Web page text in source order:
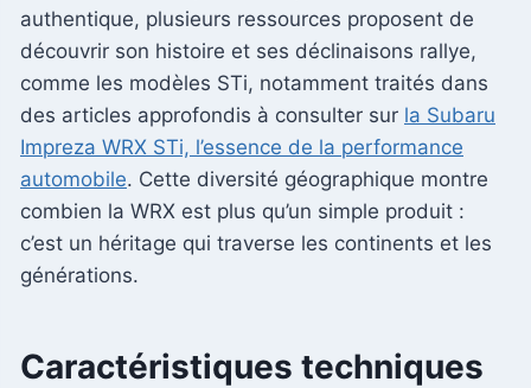
authentique, plusieurs ressources proposent de
découvrir son histoire et ses déclinaisons rallye,
comme les modèles STi, notamment traités dans
des articles approfondis à consulter sur la Subaru
Impreza WRX STi, l’essence de la performance
automobile. Cette diversité géographique montre
combien la WRX est plus qu’un simple produit :
c’est un héritage qui traverse les continents et les
générations.
Caractéristiques techniques